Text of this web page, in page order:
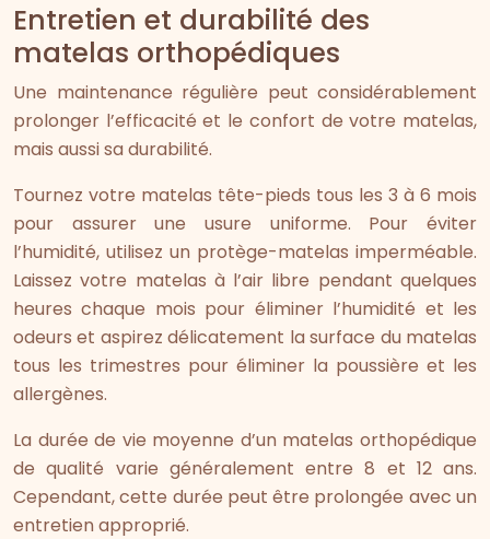
Entretien et durabilité des
matelas orthopédiques
Une maintenance régulière peut considérablement
prolonger l’efficacité et le confort de votre matelas,
mais aussi sa durabilité.
Tournez votre matelas tête-pieds tous les 3 à 6 mois
pour assurer une usure uniforme. Pour éviter
l’humidité, utilisez un protège-matelas imperméable.
Laissez votre matelas à l’air libre pendant quelques
heures chaque mois pour éliminer l’humidité et les
odeurs et aspirez délicatement la surface du matelas
tous les trimestres pour éliminer la poussière et les
allergènes.
La durée de vie moyenne d’un matelas orthopédique
de qualité varie généralement entre 8 et 12 ans.
Cependant, cette durée peut être prolongée avec un
entretien approprié.